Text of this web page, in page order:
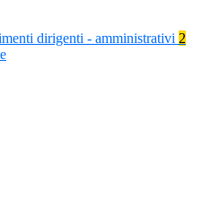
dirigenti - amministrativi 2